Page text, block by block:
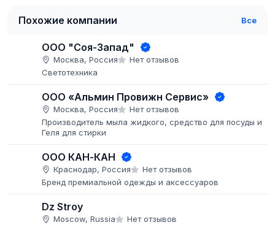
Похожие компании Все
ООО "Соя-Запад"
Москва, Россия
Нет отзывов
Светотехника
ООО «Альмин Провижн Сервис»
Москва, Россия
Нет отзывов
Производитель мыла жидкого, средство для посуды и
Геля для стирки
ООО КАН-КАН
Краснодар, Россия
Нет отзывов
Бренд премиальной одежды и аксессуаров
Dz Stroy
Moscow, Russia
Нет отзывов